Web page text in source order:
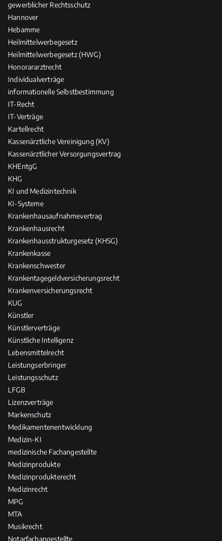
gewerblicher Rechtsschutz
Hannover
Hebamme
Heilmittelwerbegesetz
Heilmittelwerbegesetz (HWG)
Honorararztrecht
Individualverträge
informationelle Selbstbestimmung
IT-Recht
IT-Verträge
Kartellrecht
Kassenärztliche Vereinigung (KV)
Kassenärztlicher Versorgungsvertrag
KHEntgG
KHG
KI und Medizintechnik
KI-Systeme
Krankenhausaufnahmevertrag
Krankenhausrecht
Krankenhausstrukturgesetz (KHSG)
Krankenkasse
Krankenschwester
Krankentagegeldversicherungsrecht
Krankenversicherungsrecht
KUG
Künstler
Künstlerverträge
Künstliche Intelligenz
Lebensmittelrecht
Leistungserbringer
Leistungsschutz
LFGB
Lizenzverträge
Markenschutz
Medikamentenentwicklung
Medizin-KI
medizinische Fachangestellte
Medizinprodukte
Medizinprodukterecht
Medizinrecht
MPG
MTA
Musikrecht
Notarfachangestellte